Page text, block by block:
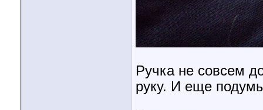
Ручка не совсем
руку. И еще